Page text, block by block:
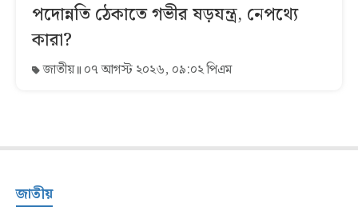
পদোন্নতি ঠেকাতে গভীর ষড়যন্ত্র, নেপথ্যে
কারা?
জাতীয় ০৭ আগস্ট ২০২৬, ০৯:০২ পিএম
জাতীয়